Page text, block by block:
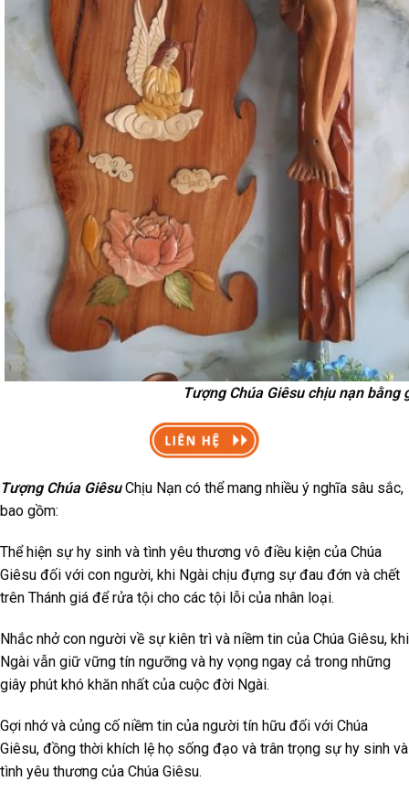
Tượng Chúa Giêsu chịu nạn bằng
Tượng Chúa GiêsuChịu Nạn có thể mang nhiều ý nghĩa sâu sắc,
bao gồm:
Thể hiện sự hy sinh và tình yêu thương vô điều kiện của Chúa
Giêsu đối với con người, khi Ngài chịu đựng sự đau đớn và chết
trên Thánh giá để rửa tội cho các tội lỗi của nhân loại.
Nhắc nhở con người về sự kiên trì và niềm tin của Chúa Giêsu, khi
Ngài vẫn giữ vững tín ngưỡng và hy vọng ngay cả trong những
giây phút khó khăn nhất của cuộc đời Ngài.
Gợi nhớ và củng cố niềm tin của người tín hữu đối với Chúa
Giêsu, đồng thời khích lệ họ sống đạo và trân trọng sự hy sinh và
tình yêu thương của Chúa Giêsu.